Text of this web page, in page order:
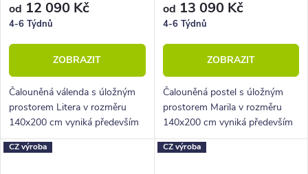
od 12 090 Kč
4-6 Týdnů
ZOBRAZIT
Čalouněná válenda s úložným
prostorem Litera v rozměru
140x200 cm vyniká především
objemným úložným prostorem,
velkým výběrem potahových
od 13 090 Kč
4-6 Týdnů
ZOBRAZIT
Čalouněná postel s úložným
prostorem Marila v rozměru
140x200 cm vyniká především
krásným hlavovým čelem,
objemným úložným prostorem i
CZ výroba CZ výroba